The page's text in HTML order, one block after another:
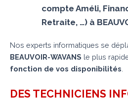
compte Améli,
Retraite, …) à
Nos experts informatiques se
BEAUVOIR-WAVANS le plus
fonction de vos disponibilités.
DES TECHNICIENS